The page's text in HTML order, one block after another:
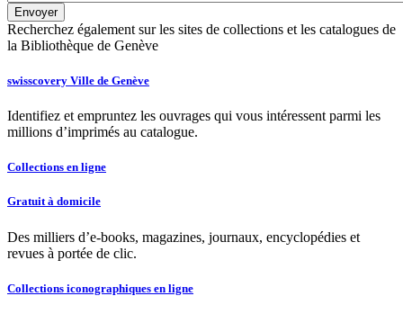
Recherchez également sur les sites de collections et les catalogues de
la Bibliothèque de Genève
swisscovery Ville de Genève
Identifiez et empruntez les ouvrages qui vous intéressent parmi les
millions d’imprimés au catalogue.
Collections en ligne
Gratuit à domicile
Des milliers d’e-books, magazines, journaux, encyclopédies et
revues à portée de clic.
Collections iconographiques en ligne